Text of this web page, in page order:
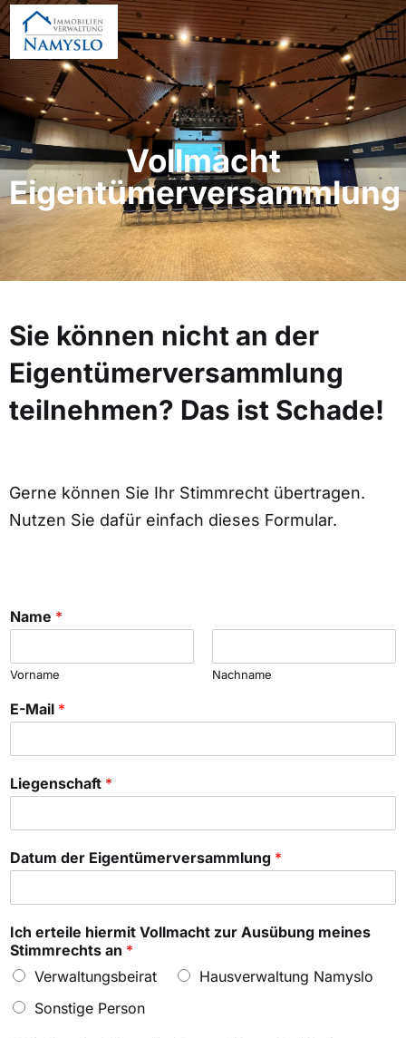
Vollmacht
Eigentümerversammlung
Sie können nicht an der
Eigentümerversammlung
teilnehmen? Das ist Schade!
Gerne können Sie Ihr Stimmrecht übertragen.
Nutzen Sie dafür einfach dieses Formular.
Name *
Vorname Nachname
E-Mail *
Liegenschaft *
Datum der Eigentümerversammlung *
Ich erteile hiermit Vollmacht zur Ausübung meines
Stimmrechts an *
Verwaltungsbeirat
Hausverwaltung Namyslo
Sonstige Person